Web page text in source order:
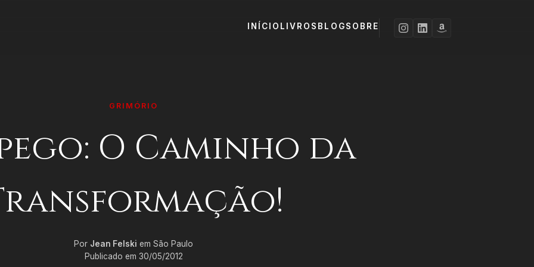
INÍCIO LIVROS BLOGSOBRE
GRIMÓRIO
O Caminho da
Por Jean Felski em São Paulo
Publicado em 30/05/2012